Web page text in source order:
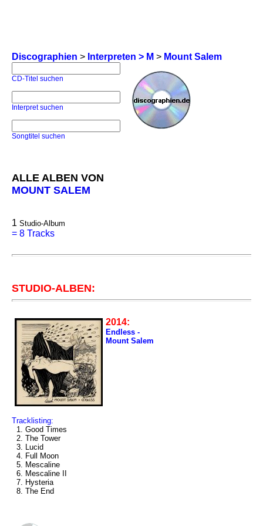
Discographien > Interpreten > M > Mount Salem
CD-Titel suchen
Interpret suchen
Songtitel suchen
ALLE ALBEN VON
MOUNT SALEM
1 Studio-Album
= 8 Tracks
STUDIO-ALBEN:
2014:
Endless -
Mount Salem
Tracklisting:
1. Good Times
2. The Tower
3. Lucid
4. Full Moon
5. Mescaline
6. Mescaline II
7. Hysteria
8. The End